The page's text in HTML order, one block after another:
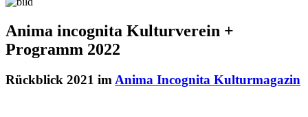
Anima incognita Kulturverein +
Programm 2022
Rückblick 2021 im Anima Incognita Kulturmagazin